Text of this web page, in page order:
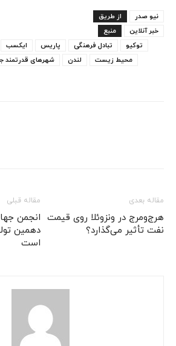
از طریق
نیو صدر
منبع
خبر آنلاین
ایکسب پاریس تبادل فرهنگی
توکیو
شهرهای قدرتمند لندن
محیط زیست
مقاله قبلی
انجمن
دهمین
است
مقاله بعدی
هرج‌ومرج در ونزوئلا روی قیمت
نفت تأثیر می‌گذارد؟